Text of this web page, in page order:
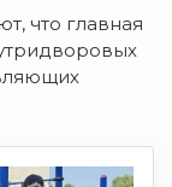
что главная